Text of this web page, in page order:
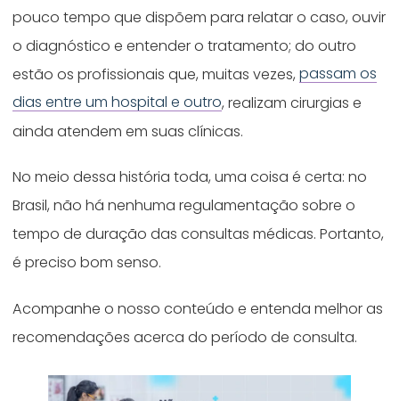
pouco tempo que dispõem para relatar o caso, ouvir
o diagnóstico e entender o tratamento; do outro
estão os profissionais que, muitas vezes,passam os
dias entre um hospital e outro, realizam cirurgias e
ainda atendem em suas clínicas.
No meio dessa história toda, uma coisa é certa: no
Brasil, não há nenhuma regulamentação sobre o
tempo de duração das consultas médicas. Portanto,
é preciso bom senso.
Acompanhe o nosso conteúdo e entenda melhor as
recomendações acerca do período de consulta.